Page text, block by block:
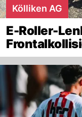
Kölliken AG
E-Roller-